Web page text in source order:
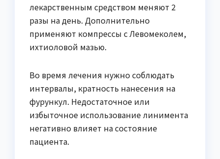
лекарственным средством меняют 2
разы на день. Дополнительно
применяют компрессы с Левомеколем,
ихтиоловой мазью.
Во время лечения нужно соблюдать
интервалы, кратность нанесения на
фурункул. Недостаточное или
избыточное использование линимента
негативно влияет на состояние
пациента.